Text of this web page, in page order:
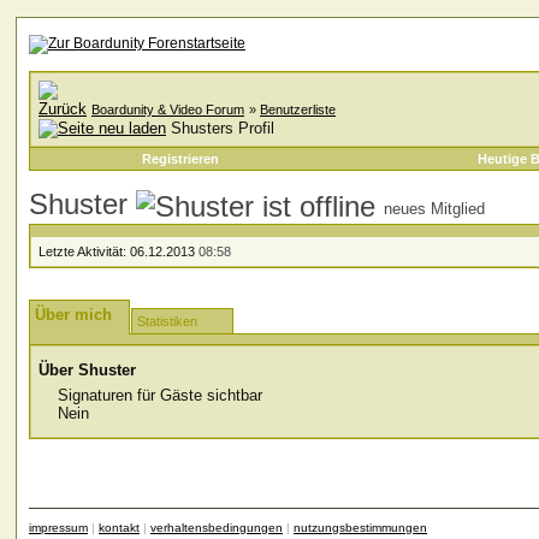
Boardunity & Video Forum » Benutzerliste
Shusters Profil
Registrieren Heutige
Shuster neues Mitglied
Letzte Aktivität: 06.12.2013 08:58
Über mich Statistiken
Über Shuster
Signaturen für Gäste sichtbar
Nein
impressum | kontakt | verhaltensbedingungen | nutzungsbestimmungen